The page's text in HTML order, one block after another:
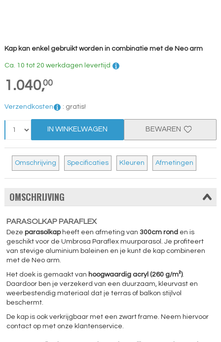
Kap kan enkel gebruikt worden in combinatie met de Neo arm
Ca. 10 tot 20 werkdagen levertijd
1.040,00
Verzendkosten : gratis!
IN WINKELWAGEN BEWAREN
Omschrijving Specificaties Kleuren Afmetingen
OMSCHRIJVING
PARASOLKAP PARAFLEX
Deze parasolkapheeft een afmeting van300cm rond en is
geschikt voor de Umbrosa Paraflex muurparasol. Je profiteert
van stevige aluminium baleinen en je kunt de kap combineren
met de Neo arm.
Het doek is gemaakt van hoogwaardig acryl (260 g/m²).
Daardoor ben je verzekerd van een duurzaam, kleurvast en
weerbestendig materiaal dat je terras of balkon stijlvol
beschermt.
De kap is ook verkrijgbaar met een zwart frame. Neem hiervoor
contact op met onze klantenservice.